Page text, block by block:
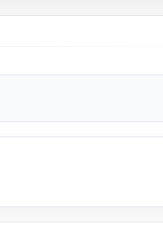
AI kullanmadan, sitedeki
önerir.
Şehir / ilçe